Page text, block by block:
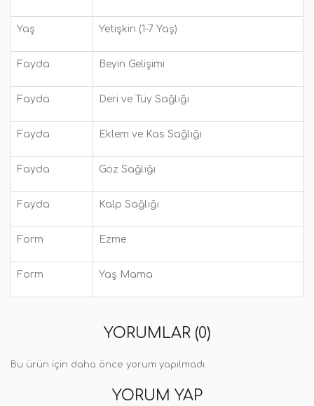
Yaş Yetişkin (1-7 Yaş)
Fayda Beyin Gelişimi
Fayda Deri ve Tüy Sağlığı
Fayda Eklem ve Kas Sağlığı
Fayda Göz Sağlığı
Fayda Kalp Sağlığı
Form Ezme
Form Yaş Mama
YORUMLAR (0)
Bu ürün için daha önce yorum yapılmadı.
YORUM YAP